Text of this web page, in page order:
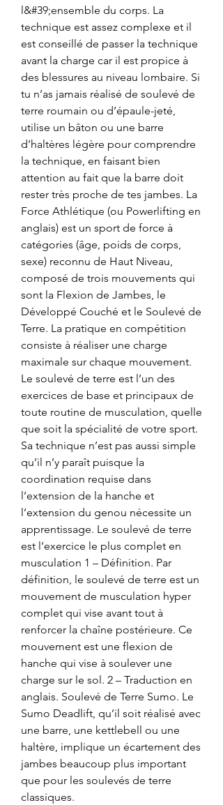
l&#39;ensemble du corps. La
technique est assez complexe et il
est conseillé de passer la technique
avant la charge car il est propice à
des blessures au niveau lombaire. Si
tu n’as jamais réalisé de soulevé de
terre roumain ou d’épaule-jeté,
utilise un bâton ou une barre
d’haltères légère pour comprendre
la technique, en faisant bien
attention au fait que la barre doit
rester très proche de tes jambes. La
Force Athlétique (ou Powerlifting en
anglais) est un sport de force à
catégories (âge, poids de corps,
sexe) reconnu de Haut Niveau,
composé de trois mouvements qui
sont la Flexion de Jambes, le
Développé Couché et le Soulevé de
Terre. La pratique en compétition
consiste à réaliser une charge
maximale sur chaque mouvement.
Le soulevé de terre est l’un des
exercices de base et principaux de
toute routine de musculation, quelle
que soit la spécialité de votre sport.
Sa technique n’est pas aussi simple
qu’il n’y paraît puisque la
coordination requise dans
l’extension de la hanche et
l’extension du genou nécessite un
apprentissage. Le soulevé de terre
est l’exercice le plus complet en
musculation 1 – Définition. Par
définition, le soulevé de terre est un
mouvement de musculation hyper
complet qui vise avant tout à
renforcer la chaîne postérieure. Ce
mouvement est une flexion de
hanche qui vise à soulever une
charge sur le sol. 2 – Traduction en
anglais. Soulevé de Terre Sumo. Le
Sumo Deadlift, qu’il soit réalisé avec
une barre, une kettlebell ou une
haltère, implique un écartement des
jambes beaucoup plus important
que pour les soulevés de terre
classiques.